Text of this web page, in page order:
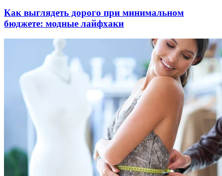
Как выглядеть дорого при минимальном
бюджете: модные лайфхаки